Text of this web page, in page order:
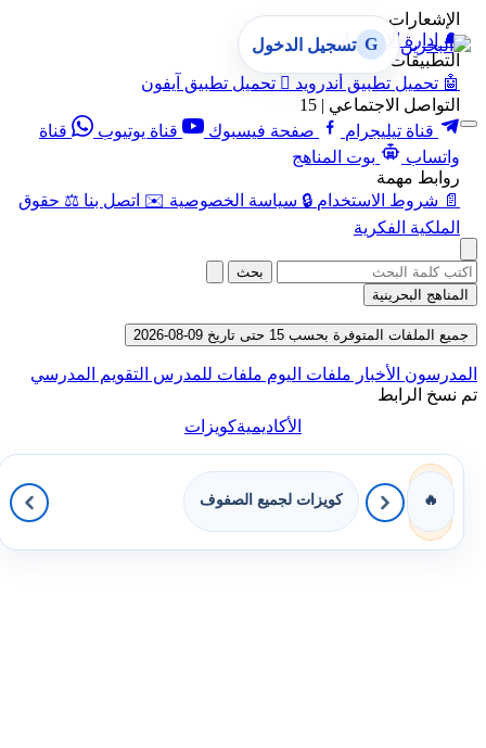
الإشعارات
🔔 إدارة الإشعارات
التطبيقات
🤖 تحميل تطبيق أندرويد  تحميل تطبيق آيفون
التواصل الاجتماعي | 15
قناة تيليجرام
صفحة فيسبوك قناة يوتيوب
قناة
واتساب
بوت المناهج
روابط مهمة
📄 شروط الاستخدام 🔒 سياسة الخصوصية ✉️ اتصل بنا ⚖️ حقوق
الملكية الفكرية
G تسجيل الدخول
بحث
المناهج البحرينية
جميع الملفات المتوفرة بحسب 15 حتى تاريخ 09-08-2026
المدرسون الأخبار ملفات اليوم ملفات للمدرس التقويم المدرسي
تم نسخ الرابط
الأكاديميةكويزات
🔥 كويزات لجميع الصفوف